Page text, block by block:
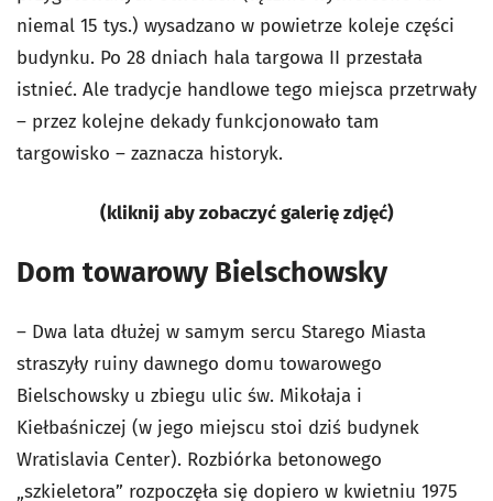
niemal 15 tys.) wysadzano w powietrze koleje części
budynku. Po 28 dniach hala targowa II przestała
istnieć. Ale tradycje handlowe tego miejsca przetrwały
– przez kolejne dekady funkcjonowało tam
targowisko – zaznacza historyk.
(kliknij aby zobaczyć galerię zdjęć)
Dom towarowy Bielschowsky
– Dwa lata dłużej w samym sercu Starego Miasta
straszyły ruiny dawnego domu towarowego
Bielschowsky u zbiegu ulic św. Mikołaja i
Kiełbaśniczej (w jego miejscu stoi dziś budynek
Wratislavia Center). Rozbiórka betonowego
„szkieletora” rozpoczęła się dopiero w kwietniu 1975